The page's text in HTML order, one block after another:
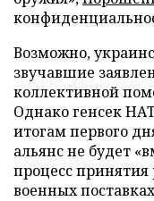
Возможно,
звучавшие
коллективной
Однако генсек
итогам первого
альянс не будет
процесс
военных